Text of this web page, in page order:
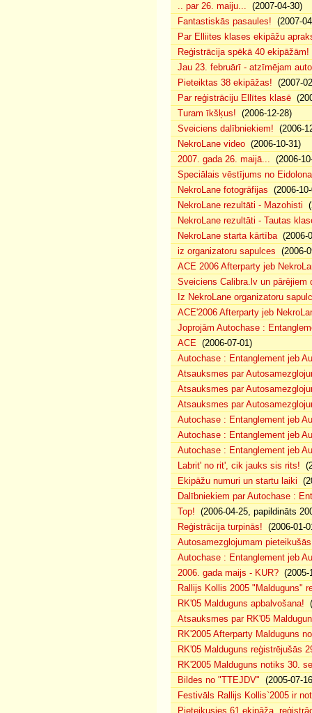
.. par 26. maiju... (2007-04-30)
Fantastiskās pasaules! (2007-
Par Elliites klases ekipāžu
Reģistrācija spēkā 40 ekipāžām!
Jau 23. februārī - atzīmējam
Pieteiktas 38 ekipāžas! (2007-
Par reģistrāciju Ellītes klasē
Turam īkšķus! (2006-12-28)
Sveiciens dalībniekiem! (2006-
NekroLane video (2006-10-31)
2007. gada 26. maijā... (2006-
Speciālais vēstījums no Eidolona
NekroLane fotogrāfijas (2006-
NekroLane rezultāti - Mazohisti
NekroLane rezultāti - Tautas
NekroLane starta kārtība(2006-
iz organizatoru sapulces (2006-
ACE 2006 Afterparty jeb
Sveiciens Calibra.lv un pārējiem
Iz NekroLane organizatoru
ACE'2006 Afterparty jeb
Joprojām Autochase :
ACE (2006-07-01)
Autochase : Entanglement jeb
Atsauksmes par
Atsauksmes par
Atsauksmes par
Autochase : Entanglement jeb
Autochase : Entanglement jeb
Autochase : Entanglement jeb
Labrit' no rit', cik jauks sis rits!
Ekipāžu numuri un startu laiki
Dalībniekiem par Autochase :
Top! (2006-04-25, papildināts
Reģistrācija turpinās! (2006-01-
Autosamezglojumam
Autochase : Entanglement jeb
2006. gada maijs - KUR? (2005-
Rallijs Kollis 2005 "Malduguns"
RK'05 Malduguns apbalvošana!
Atsauksmes par RK'05
RK'2005 Afterparty Malduguns
RK'05 Malduguns reģistrējušās
RK'2005 Malduguns notiks 30.
Bildes no "TTEJDV" (2005-07-
Festivāls Rallijs Kollis`2005 ir
Pieteikusies 61 ekipāža,